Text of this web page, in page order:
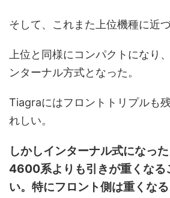
そして、これまた上位機種に近
上位と同様にコンパクトになり
ンターナル方式となった。
Tiagraにはフロントトリプルも
れしい。
しかしインターナル式になった
4600系よりも引きが重くなる
い。特にフロント側は重くなる